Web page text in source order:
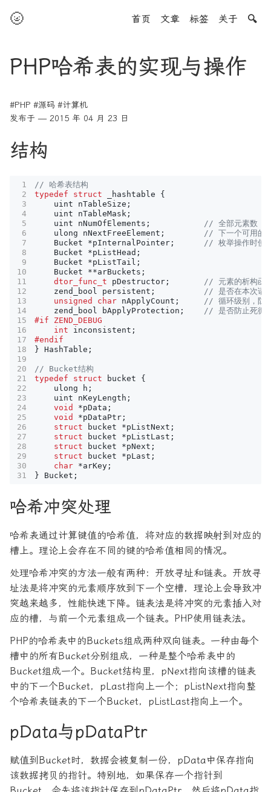
🌝 首页 文章 标签 关于 🔍
PHP哈希表的实现与操作
#PHP #源码 #计算机
发布于 — 2015 年 04 月 23 日
结构
typedef
struct _hashtable
{
uint
nTableSize ;
uint
nTableMask ;
uint
nNumOfElements ;
ulong
nNextFreeElement ;
Bucket
*pInternalPointer ;
Bucket
*pListHead ;
Bucket
*pListTail ;
Bucket
**arBuckets ;
dtor_func_t
pDestructor ;
zend_bool
persistent ;
unsigned
char nApplyCount ;
zend_bool
bApplyProtection ;
int
inconsistent ;
} HashTable ;
typedef
struct bucket
{
ulong
h ;
uint
nKeyLength ;
void
*pData ;
void
*pDataPtr ;
struct
bucket *pListNext ;
struct
bucket *pListLast ;
struct
bucket *pNext ;
struct
bucket *pLast ;
char *arKey ;
}
Bucket ;
哈希冲突处理
哈希表通过计算键值的哈希值，将对应的数据映射到对应的
槽上。理论上会存在不同的键的哈希值相同的情况。
处理哈希冲突的方法一般有两种：开放寻址和链表。开放寻
址法是将冲突的元素顺序放到下一个空槽，理论上会导致冲
突越来越多，性能快速下降。链表法是将冲突的元素插入对
应的槽，与前一个元素组成一个链表。PHP使用链表法。
PHP的哈希表中的Buckets组成两种双向链表。一种由每个
槽中的所有Bucket分别组成，一种是整个哈希表中的
Bucket组成一个。Bucket结构里，pNext指向该槽的链表
中的下一个Bucket，pLast指向上一个；pListNext指向整
个哈希表链表的下一个Bucket，pListLast指向上一个。
pData与pDataPtr
赋值到Bucket时，数据会被复制一份，pData中保存指向
该数据拷贝的指针。特别地，如果保存一个指针到